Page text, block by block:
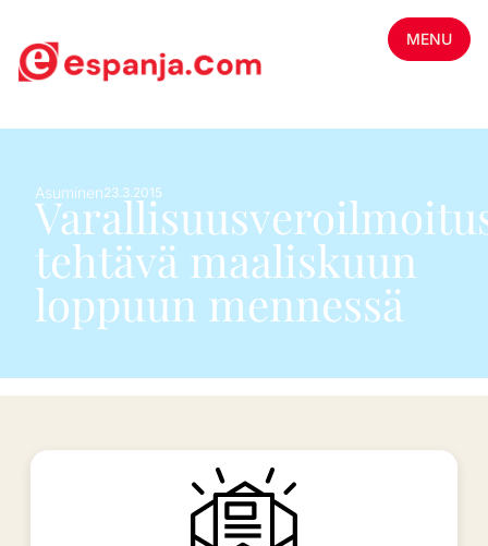
MENU
Asuminen23.3.2015
tehtävä maaliskuun
loppuun mennessä